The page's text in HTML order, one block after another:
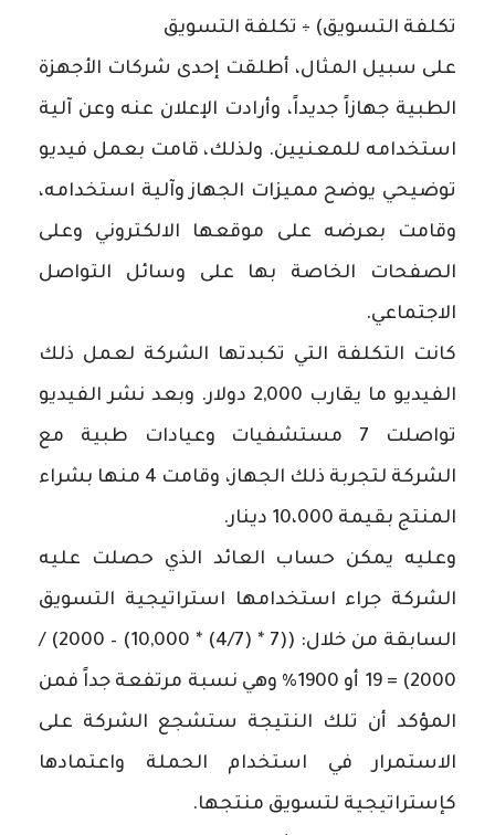
تكلفة التسويق) ÷ تكلفة التسويق
على سبيل المثال، أطلقت إحدى شركات الأجهزة
الطبية جهازاً جديداً، وأرادت الإعلان عنه وعن آلية
استخدامه للمعنيين. ولذلك، قامت بعمل فيديو
توضيحي يوضح مميزات الجهاز وآلية استخدامه،
وقامت بعرضه على موقعها الالكتروني وعلى
الصفحات الخاصة بها على وسائل التواصل
الاجتماعي.
كانت التكلفة التي تكبدتها الشركة لعمل ذلك
الفيديو ما يقارب 2,000 دولار. وبعد نشر الفيديو
تواصلت 7 مستشفيات وعيادات طبية مع
الشركة لتجربة ذلك الجهاز، وقامت 4 منها بشراء
المنتج بقيمة 10،000 دينار.
وعليه يمكن حساب العائد الذي حصلت عليه
الشركة جراء استخدامها استراتيجية التسويق
السابقة من خلال: ((7 * (4/7) * 10,000) – 2000) /
2000) = 19 أو 1900% وهي نسبة مرتفعة جداً فمن
المؤكد أن تلك النتيجة ستشجع الشركة على
الاستمرار في استخدام الحملة واعتمادها
كإستراتيجية لتسويق منتجها.